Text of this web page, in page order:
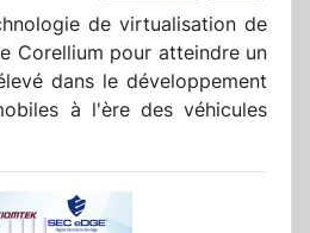
de virtualisation de
Corellium pour atteindre un
dans le développement
à l'ère des véhicules